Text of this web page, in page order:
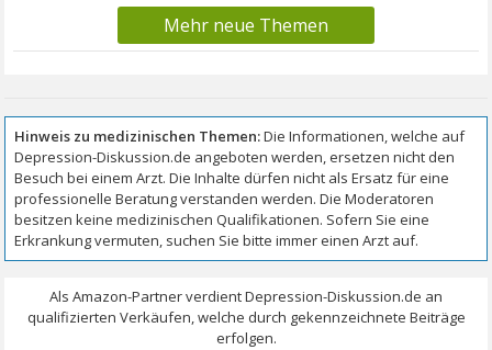
Mehr neue Themen